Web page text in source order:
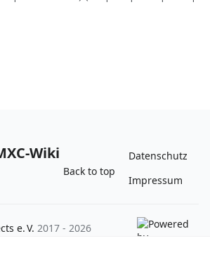
Wiki
Back to top
Datenschutz
Impressum
e. V. 2017 - 2026